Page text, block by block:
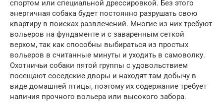
спортом или специальной дрессировкой. Без этого
энергичная собака будет постоянно разрушать свою
квартиру в поисках развлечений. Многие из них требуют
вольеров на фундаменте и с заваренным сеткой
верхом, так как способны выбираться из простых
вольеров в считанные минуты и уходить в самоволку.
Охотничьи собаки пятой группы с удовольствием
посещают соседские дворы и находят там добычу в
виде домашней птицы, поэтому их содержание требует
наличия прочного вольера или высокого забора.